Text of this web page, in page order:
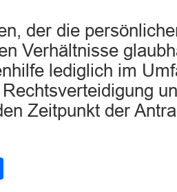
der die
Verhältnisse
lediglich im
Zeitpunkt der